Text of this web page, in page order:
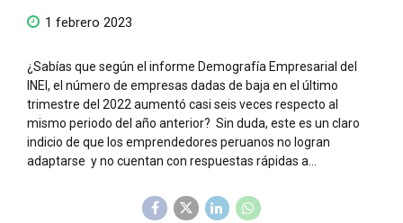
1 febrero 2023
¿Sabías que según el informe Demografía Empresarial del
INEI, el número de empresas dadas de baja en el último
trimestre del 2022 aumentó casi seis veces respecto al
mismo periodo del año anterior? Sin duda, este es un claro
indicio de que los emprendedores peruanos no logran
adaptarse y no cuentan con respuestas rápidas a...